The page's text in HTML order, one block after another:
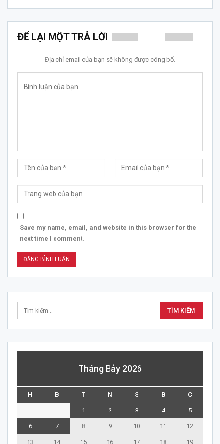
ĐỂ LẠI MỘT TRẢ LỜI
Địa chỉ email của bạn sẽ không được công bố.
Save my name, email, and website in this browser for the
next time I comment.
Tháng Bảy 2026
H B T N S B C
1 2 3 4 5
6 7 8 9 10 11 12
13 14 15 16 17 18 19